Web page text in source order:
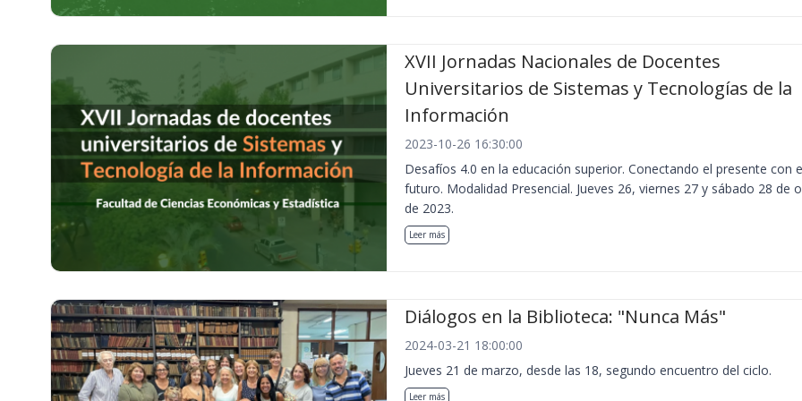
XVII Jornadas Nacionales de Docentes
Universitarios de Sistemas y Tecnologías de la
Información
2023-10-26 16:30:00
Desafíos 4.0 en la educación superior. Conectando el presente con
futuro. Modalidad Presencial. Jueves 26, viernes 27 y sábado 28 de
de 2023.
Leer más
Diálogos en la Biblioteca: "Nunca Más"
2024-03-21 18:00:00
Jueves 21 de marzo, desde las 18, segundo encuentro del ciclo.
Leer más